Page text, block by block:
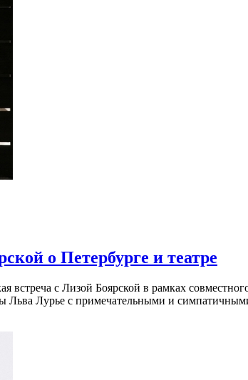
о Петербурге и театре
встреча с Лизой Боярской в рамках
Льва Лурье с примечательными и